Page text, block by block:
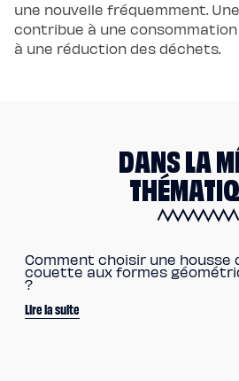
une nouvelle fréquemment.
contribue à une
à une réduction des déchets.
DANS LA
Comment choisir une housse
couette aux formes
?
Lire la suite